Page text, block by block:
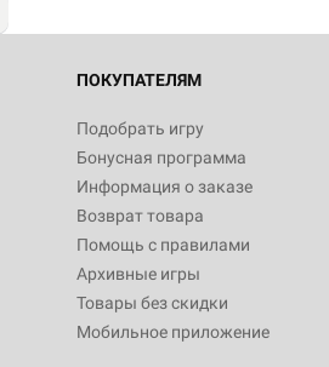
ПОКУПАТЕЛЯМ
Подобрать игру
Бонусная программа
Информация о заказе
Возврат товара
Помощь с правилами
Архивные игры
Товары без скидки
Мобильное приложение